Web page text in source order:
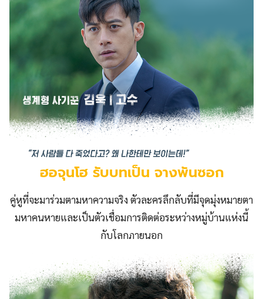
ฮอจุนโฮ รับบทเป็น จางพันซอก
คู่หูที่จะมาร่วมตามหาความจริง ตัวละครลึกลับที่มีจุดมุ่งหมายตา
มหาคนหายและเป็นตัวเชื่อมการติดต่อระหว่างหมู่บ้านแห่งนี้
กับโลกภายนอก